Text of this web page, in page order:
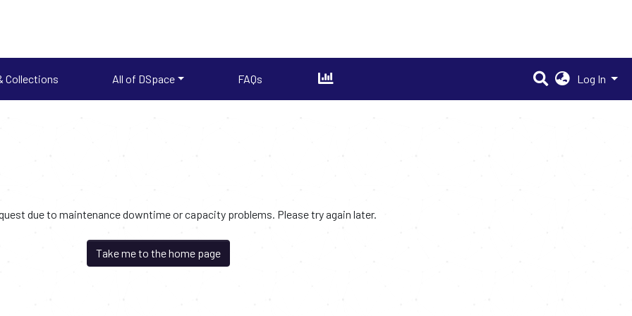
Collections All of DSpace FAQs Log In
due to maintenance downtime or capacity problems. Please try again later.
Take me to the home page